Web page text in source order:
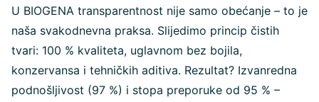
U BIOGENA transparentnost nije samo obećanje – to je
naša svakodnevna praksa. Slijedimo princip čistih
tvari: 100 % kvaliteta, uglavnom bez bojila,
konzervansa i tehničkih aditiva. Rezultat? Izvanredna
podnošljivost (97 %) i stopa preporuke od 95 % –